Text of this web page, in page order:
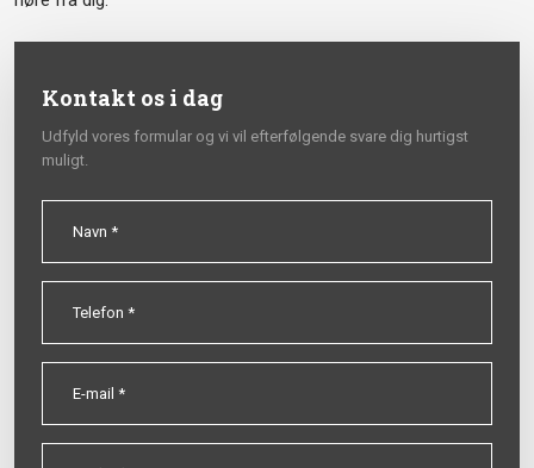
Kontakt os i dag
Udfyld vores formular og vi vil efterfølgende svare dig hurtigst
muligt.